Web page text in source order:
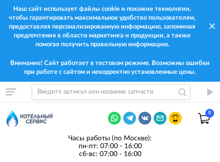
Наш сайт использует файлы cookie и похожие технологии,
чтобы гарантировать максимальное удобство пользователям,
предоставляя персонализированную информацию, запоминая
предпочтения в области маркетинга и продукции, а также
помогая получить правильную информацию.
Внимание! Сайт работает в тестовом режиме. Возможны ошибки
при работе с сайтом и некорректно установленные цены.
0
Часы работы (по Москве):
пн-пт: 07:00 - 16:00
сб-вс: 07:00 - 16:00